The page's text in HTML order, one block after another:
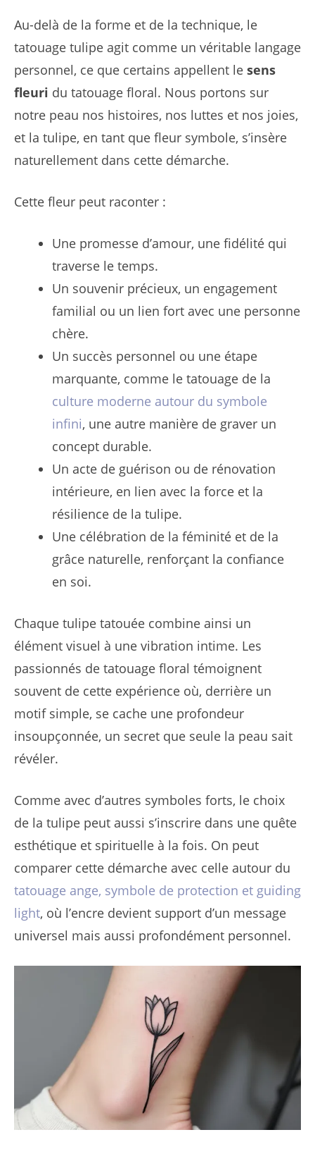
Au-delà de la forme et de la technique, le
tatouage tulipe agit comme un véritable langage
personnel, ce que certains appellent le sens
fleuri du tatouage floral. Nous portons sur
notre peau nos histoires, nos luttes et nos joies,
et la tulipe, en tant que fleur symbole, s’insère
naturellement dans cette démarche.
Cette fleur peut raconter :
Une promesse d’amour, une fidélité qui
traverse le temps.
Un souvenir précieux, un engagement
familial ou un lien fort avec une personne
chère.
Un succès personnel ou une étape
marquante, comme le tatouage de la
culture moderne autour du symbole
infini, une autre manière de graver un
concept durable.
Un acte de guérison ou de rénovation
intérieure, en lien avec la force et la
résilience de la tulipe.
Une célébration de la féminité et de la
grâce naturelle, renforçant la confiance
en soi.
Chaque tulipe tatouée combine ainsi un
élément visuel à une vibration intime. Les
passionnés de tatouage floral témoignent
souvent de cette expérience où, derrière un
motif simple, se cache une profondeur
insoupçonnée, un secret que seule la peau sait
révéler.
Comme avec d’autres symboles forts, le choix
de la tulipe peut aussi s’inscrire dans une quête
esthétique et spirituelle à la fois. On peut
comparer cette démarche avec celle autour du
tatouage ange, symbole de protection et guiding
light, où l’encre devient support d’un message
universel mais aussi profondément personnel.